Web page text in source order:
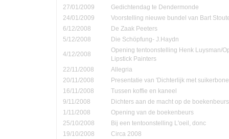
27/01/2009
Gedichtendag te Dendermonde
24/01/2009
Voorstelling nieuwe bundel van Bart
6/12/2008
De Zaak Peeters
5/12/2008
Die Schöpfung- J.Haydn
4/12/2008
Opening tentoonstelling Henk Luysman/
Lipstick Painters
22/11/2008
Allegria
20/11/2008
Presentatie van 'Dichterlijk met
16/11/2008
Tussen koffie en kaneel
9/11/2008
Dichters aan de macht op de boekenbeurs
1/11/2008
Opening van de boekenbeurs
25/10/2008
Bij een tentoonstelling L'oeil, donc
19/10/2008
Circa 2008